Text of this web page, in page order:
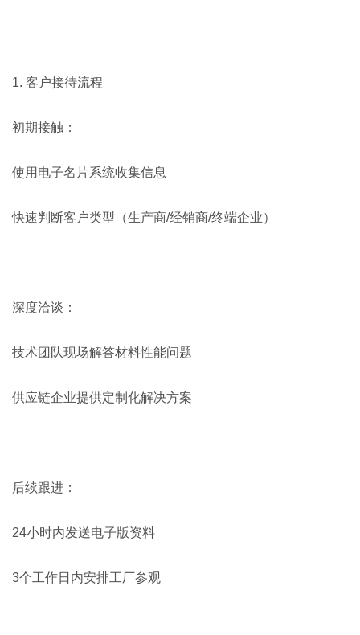
1. 客户接待流程
初期接触：
使用电子名片系统收集信息
快速判断客户类型（生产商/经销商/终端企业）
深度洽谈：
技术团队现场解答材料性能问题
供应链企业提供定制化解决方案
后续跟进：
24小时内发送电子版资料
3个工作日内安排工厂参观